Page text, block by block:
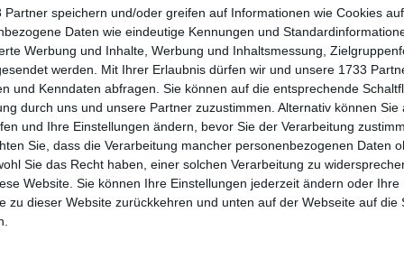
Partner speichern und/oder greifen auf Informationen wie Cookies
Daten wie eindeutige Kennungen und
Werbung und Inhalte, Werbung und Inhaltsmessung,
werden. Mit Ihrer Erlaubnis dürfen wir und unsere 1733
und Kenndaten abfragen. Sie können auf die entsprechende
durch uns und unsere Partner zuzustimmen. Alternativ können Sie
und Ihre Einstellungen ändern, bevor Sie der Verarbeitung
Sie, dass die Verarbeitung mancher personenbezogenen Daten
Sie das Recht haben, einer solchen Verarbeitung zu
Website. Sie können Ihre Einstellungen jederzeit ändern oder Ihre
zu dieser Website zurückkehren und unten auf der Webseite auf die
Ich hatte ein kleines Problem mit
bisschen schneller werden", sagte
weh. Ich arbeite jeden Tag
die Bälle sind nicht hilfreich. Sie sind
ich weiß nicht wie lange geführt. Viele
Ellbogen oder dem Handgelenk,
ich angefangen habe, noch nicht der
Tag besser wird."
über die Qualität der Bälle
geäußert und erklärt, dass die
B.
on
uss
mal
des
n
nt.
kel